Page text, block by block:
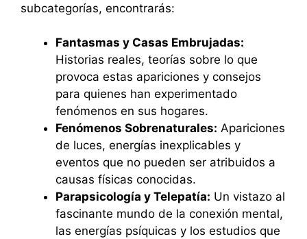
subcategorías, encontrarás:
Fantasmas y Casas Embrujadas:
Historias reales, teorías sobre lo que
provoca estas apariciones y consejos
para quienes han experimentado
fenómenos en sus hogares.
Fenómenos Sobrenaturales: Apariciones
de luces, energías inexplicables y
eventos que no pueden ser atribuidos a
causas físicas conocidas.
Parapsicología y Telepatía: Un vistazo al
fascinante mundo de la conexión mental,
las energías psíquicas y los estudios que